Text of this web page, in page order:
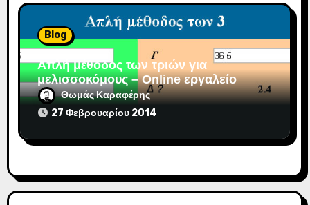
Blog
Απλή μέθοδος των τριών για
μελισσοκόμους – Online εργαλείο
Θωμάς Καραφέρης
27 Φεβρουαρίου 2014